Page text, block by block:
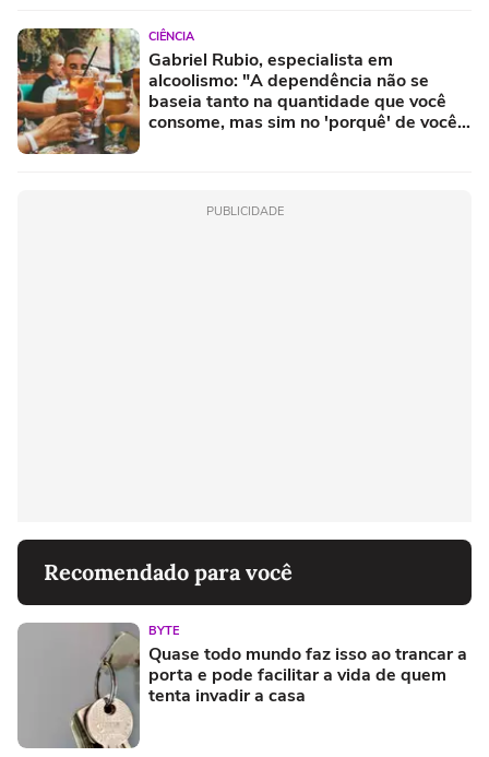
CIÊNCIA
Gabriel Rubio, especialista em
alcoolismo: "A dependência não se
baseia tanto na quantidade que você
consome, mas sim no 'porquê' de você
PUBLICIDADE
Recomendado para você
BYTE
Quase todo mundo faz isso ao trancar a
porta e pode facilitar a vida de quem
tenta invadir a casa